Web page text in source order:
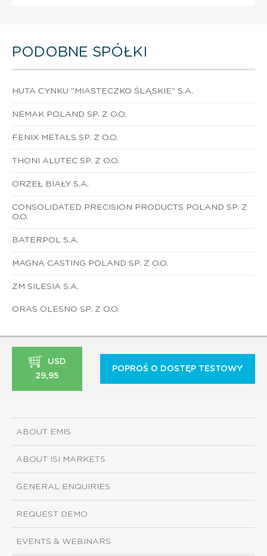
PODOBNE SPÓŁKI
HUTA CYNKU "MIASTECZKO ŚLĄSKIE" S.A.
NEMAK POLAND SP. Z O.O.
FENIX METALS SP. Z O.O.
THONI ALUTEC SP. Z O.O.
ORZEŁ BIAŁY S.A.
CONSOLIDATED PRECISION PRODUCTS POLAND SP. Z
O.O.
BATERPOL S.A.
MAGNA CASTING POLAND SP. Z O.O.
ZM SILESIA S.A.
ORAS OLESNO SP. Z O.O.
USD
29,95
POPROŚ O DOSTĘP TESTOWY
ABOUT EMIS
ABOUT ISI MARKETS
GENERAL ENQUIRIES
REQUEST DEMO
EVENTS & WEBINARS